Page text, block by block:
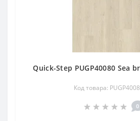
Quick-Step PUGP40080 Sea
Код товара:
0